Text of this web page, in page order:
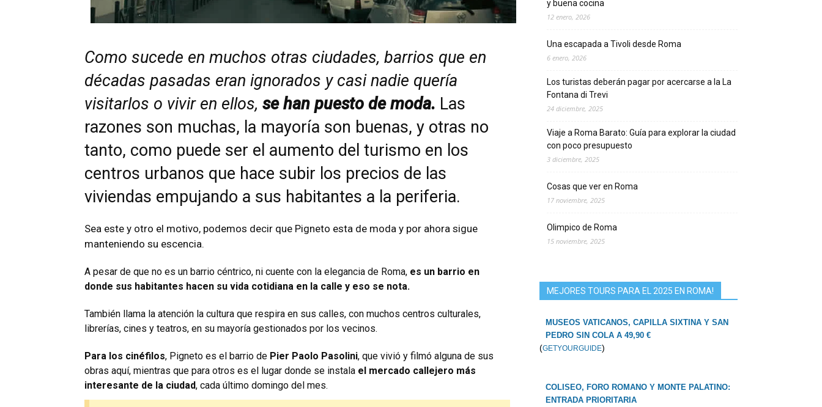
Como sucede en muchos otras ciudades, barrios que en
décadas pasadas eran ignorados y casi nadie quería
visitarlos o vivir en ellos, se han puesto de moda. Las
razones son muchas, la mayoría son buenas, y otras no
tanto, como puede ser el aumento del turismo en los
centros urbanos que hace subir los precios de las
viviendas empujando a sus habitantes a la periferia.
Sea este y otro el motivo, podemos decir que Pigneto esta de moda y por ahora sigue
manteniendo su escencia.
A pesar de que no es un barrio céntrico, ni cuente con la elegancia de Roma, es un barrio en
donde sus habitantes hacen su vida cotidiana en la calle y eso se nota.
También llama la atención la cultura que respira en sus calles, con muchos centros culturales,
librerías, cines y teatros, en su mayoría gestionados por los vecinos.
Para los cinéfilos, Pigneto es el barrio de Pier Paolo Pasolini, que vivió y filmó alguna de sus
obras aquí, mientras que para otros es el lugar donde se instala el mercado callejero más
interesante de la ciudad, cada último domingo del mes.
y buena cocina
12 enero, 2026
Una escapada a Tivoli desde Roma
6 enero, 2026
Los turistas deberán pagar por acercarse a la La
Fontana di Trevi
24 diciembre, 2025
Viaje a Roma Barato: Guía para explorar la ciudad
con poco presupuesto
3 diciembre, 2025
Cosas que ver en Roma
17 noviembre, 2025
Olimpico de Roma
15 noviembre, 2025
MEJORES TOURS PARA EL 2025 EN ROMA!
MUSEOS VATICANOS, CAPILLA SIXTINA Y SAN
PEDRO SIN COLA A 49,90 €
(GETYOURGUIDE)
COLISEO, FORO ROMANO Y MONTE PALATINO:
ENTRADA PRIORITARIA